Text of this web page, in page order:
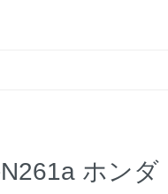
ホンダ